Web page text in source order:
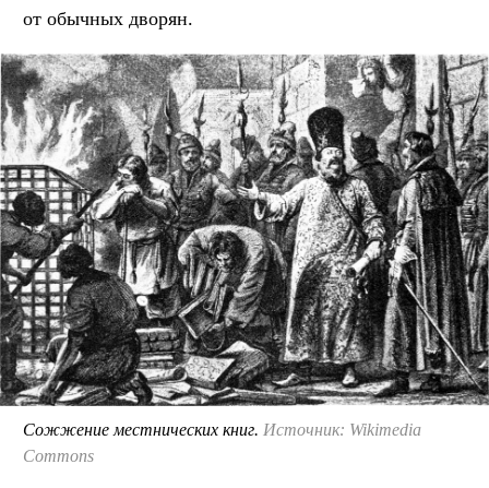
от обычных дворян.
Сожжение местнических книг. Источник: Wikimedia
Commons